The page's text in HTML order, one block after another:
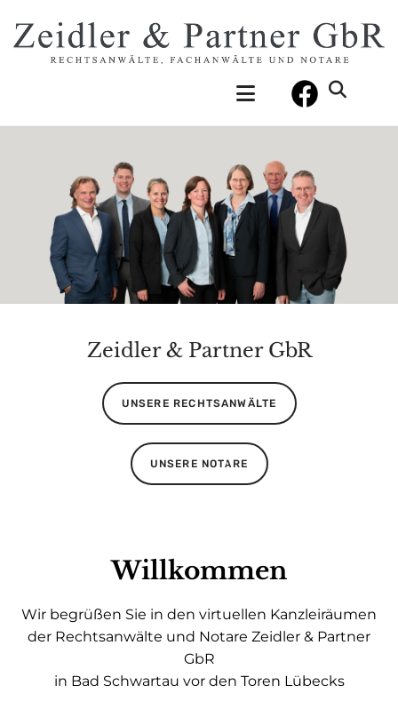
Zeidler & Partner GbR
UNSERE RECHTSANWÄLTE
UNSERE NOTARE
Willkommen
Wir begrüßen Sie in den virtuellen Kanzleiräumen
der Rechtsanwälte und Notare Zeidler & Partner
GbR
in Bad Schwartau vor den Toren Lübecks